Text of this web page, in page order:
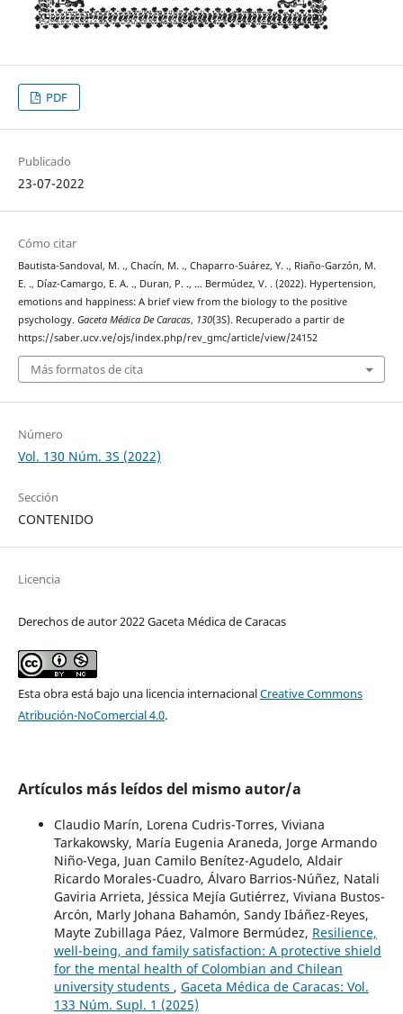
PDF
Publicado
23-07-2022
Cómo citar
Bautista-Sandoval, M. ., Chacín, M. ., Chaparro-Suárez, Y. ., Riaño-Garzón, M.
E. ., Díaz-Camargo, E. A. ., Duran, P. ., … Bermúdez, V. . (2022). Hypertension,
emotions and happiness: A brief view from the biology to the positive
psychology. Gaceta Médica De Caracas, 130(3S). Recuperado a partir de
https://saber.ucv.ve/ojs/index.php/rev_gmc/article/view/24152
Más formatos de cita
Número
Vol. 130 Núm. 3S (2022)
Sección
CONTENIDO
Licencia
Derechos de autor 2022 Gaceta Médica de Caracas
Esta obra está bajo una licencia internacionalCreative Commons
Atribución-NoComercial 4.0.
Artículos más leídos del mismo autor/a
Claudio Marín, Lorena Cudris-Torres, Viviana
Tarkakowsky, María Eugenia Araneda, Jorge Armando
Niño-Vega, Juan Camilo Benítez-Agudelo, Aldair
Ricardo Morales-Cuadro, Álvaro Barrios-Núñez, Natali
Gaviria Arrieta, Jéssica Mejía Gutiérrez, Viviana Bustos-
Arcón, Marly Johana Bahamón, Sandy Ibáñez-Reyes,
Mayte Zubillaga Páez, Valmore Bermúdez, Resilience,
well-being, and family satisfaction: A protective shield
for the mental health of Colombian and Chilean
university students , Gaceta Médica de Caracas: Vol.
133 Núm. Supl. 1 (2025)